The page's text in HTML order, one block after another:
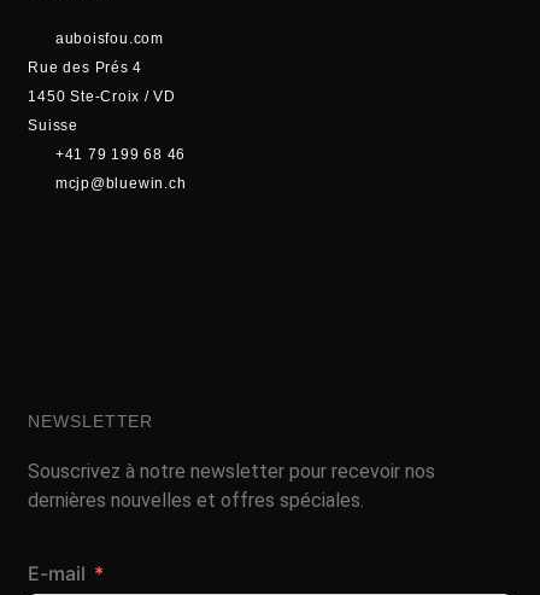
auboisfou.com
Rue des Prés 4
1450 Ste-Croix / VD
Suisse
+41 79 199 68 46
mcjp@bluewin.ch
NEWSLETTER
Souscrivez à notre newsletter pour recevoir nos
dernières nouvelles et offres spéciales.
E-mail